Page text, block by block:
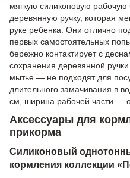
мягкую силиконовую рабочую
деревянную ручку, которая
руке ребенка. Они отлично
первых самостоятельных
бережно контактирует с
сохранения деревянной
мытье — не подходят для
длительного замачивания в
см, ширина рабочей части —
Аксессуары для
прикорма
Силиконовый
кормления коллекции